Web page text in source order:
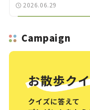
2026.06.29
Campaign